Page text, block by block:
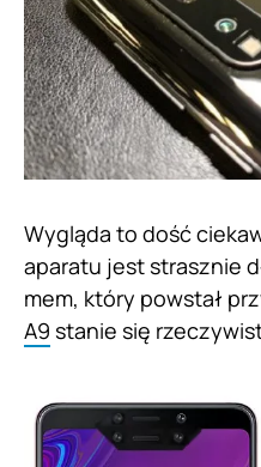
Wygląda to dość
aparatu jest strasznie
mem, który powstał
A9 stanie się